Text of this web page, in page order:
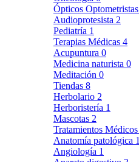
Ópticos Optometristas
Audioprotesista 2
Pediatría 1
Terapias Médicas 4
Acupuntura 0
Medicina naturista 0
Meditación 0
Tiendas 8
Herbolario 2
Herboristería 1
Mascotas 2
Tratamientos Médicos
Anatomía patológica 1
Angiología 1